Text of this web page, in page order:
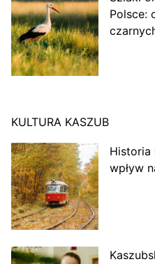
Polsce:
KULTURA KASZUB
Historia
wpływ